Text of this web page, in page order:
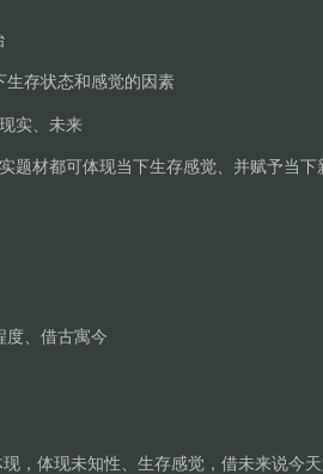
生存状态和感觉的因素
实、未来
题材都可体现当下生存感觉、并赋予当
度、借古寓今
，体现未知性、生存感觉，借未来说今